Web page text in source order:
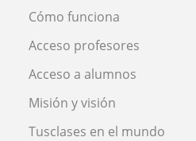
Cómo funciona
Acceso profesores
Acceso a alumnos
Misión y visión
Tusclases en el mundo